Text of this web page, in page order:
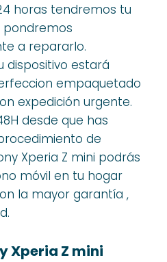
horas tendremos tu
pondremos
a repararlo.
dispositivo estará
empaquetado
expedición urgente.
desde que has
de
Xperia Z mini podrás
móvil en tu hogar
la mayor garantía ,
Xperia Z mini